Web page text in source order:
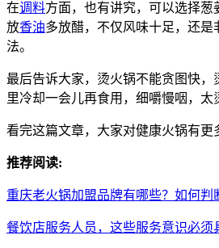
在调料方面，也有讲究，可以选择葱
放香油多放醋，不仅风味十足，还是
法。
最后告诉大家，烫火锅不能贪图快，
里冷却一会儿再食用，细嚼慢咽，太
看完这篇文章，大家对健康火锅有更
推荐阅读:
重庆老火锅加盟品牌有哪些？如何判
餐饮店服务人员，这些服务意识必须